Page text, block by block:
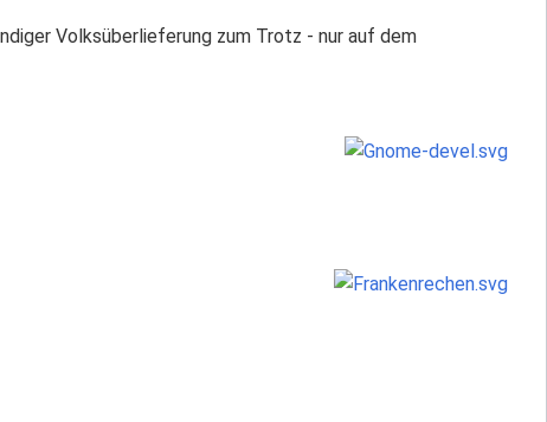
Volksüberlieferung zum Trotz - nur auf dem